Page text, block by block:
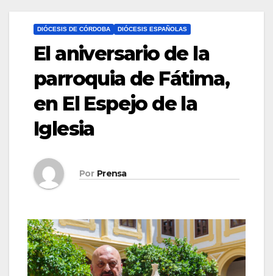
DIÓCESIS DE CÓRDOBA DIÓCESIS ESPAÑOLAS
El aniversario de la
parroquia de Fátima,
en El Espejo de la
Iglesia
Por Prensa